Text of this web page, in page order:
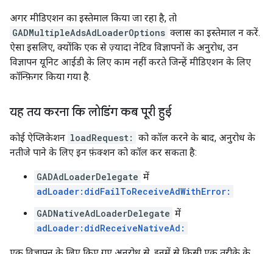
अगर मीडिएशन का इस्तेमाल किया जा रहा है, तो
GADMultipleAdsAdLoaderOptions क्लास का इस्तेमाल न करें.
ऐसा इसलिए, क्योंकि एक से ज़्यादा नेटिव विज्ञापनों के अनुरोध, उन
विज्ञापन यूनिट आईडी के लिए काम नहीं करते जिन्हें मीडिएशन के लिए
कॉन्फ़िगर किया गया है.
यह तय करना कि लोडिंग कब पूरी हुई
कोई ऐप्लिकेशन loadRequest: को कॉल करने के बाद, अनुरोध के
नतीजे पाने के लिए इन फ़ंक्शन को कॉल कर सकता है:
GADAdLoaderDelegate में
adLoader:didFailToReceiveAdWithError:
GADNativeAdLoaderDelegate में
adLoader:didReceiveNativeAd: